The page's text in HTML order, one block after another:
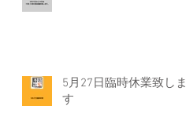
5月27日臨時休業致しま
す